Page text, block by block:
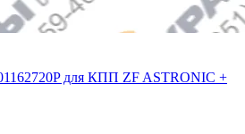
для КПП ZF ASTRONIC +